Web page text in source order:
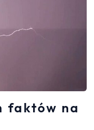
faktów na